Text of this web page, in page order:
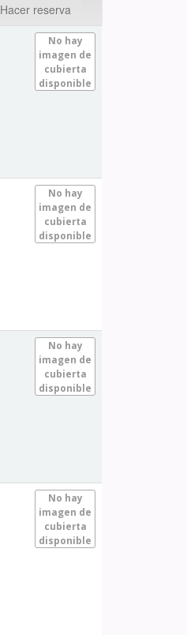
Hacer reserva
No hay
imagen de
cubierta
disponible
No hay
imagen de
cubierta
disponible
No hay
imagen de
cubierta
disponible
No hay
imagen de
cubierta
disponible